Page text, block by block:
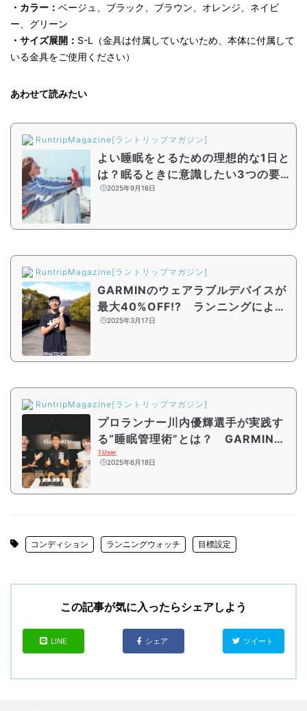
・カラー： ベージュ、ブラック、ブラウン、オレンジ、ネイビ
ー、グリーン
・サイズ展開： S-L（金具は付属していないため、本体に付属して
いる金具をご使用ください）
あわせて読みたい
RuntripMagazine[ラントリップマガジン]
よい睡眠をとるための理想的な1日と
は？眠るときに意識したい3つの要
素・ルーティンを解説
2025年9月16日
RuntripMagazine[ラントリップマガジン]
GARMINのウェアラブルデバイスが
最大40%OFF!? ランニングによっ
てご褒美を獲得できるVitalityスマ
2025年3月17日
RuntripMagazine[ラントリップマガジン]
プロランナー川内優輝選手が実践す
る“睡眠管理術”とは？ GARMIN
『Forerunner 570』を活用した快
1 User
2025年6月18日
コンディション ランニングウォッチ 目標設定
この記事が気に入ったらシェアしよう
LINE シェア ツイート